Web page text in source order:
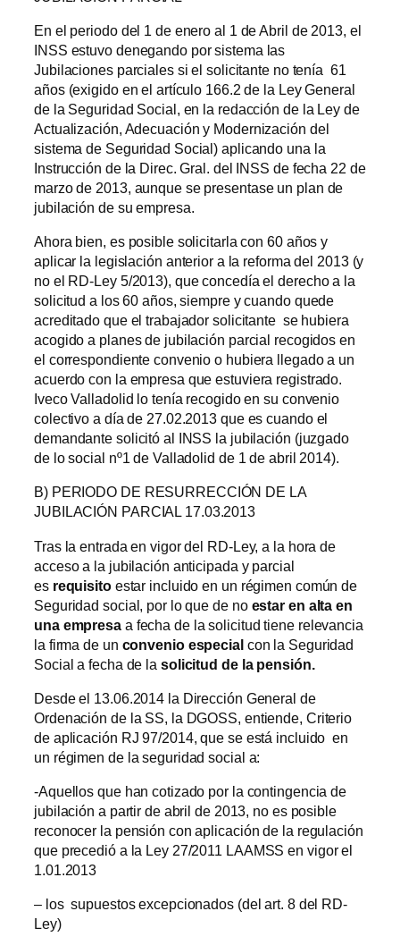
En el periodo del 1 de enero al 1 de Abril de 2013, el
INSS estuvo denegando por sistema las
Jubilaciones parciales si el solicitante no tenía 61
años (exigido en el artículo 166.2 de la Ley General
de la Seguridad Social, en la redacción de la Ley de
Actualización, Adecuación y Modernización del
sistema de Seguridad Social) aplicando una la
Instrucción de la Direc. Gral. del INSS de fecha 22 de
marzo de 2013, aunque se presentase un plan de
jubilación de su empresa.
Ahora bien, es posible solicitarla con 60 años y
aplicar la legislación anterior a la reforma del 2013 (y
no el RD-Ley 5/2013), que concedía el derecho a la
solicitud a los 60 años, siempre y cuando quede
acreditado que el trabajador solicitante se hubiera
acogido a planes de jubilación parcial recogidos en
el correspondiente convenio o hubiera llegado a un
acuerdo con la empresa que estuviera registrado.
Iveco Valladolid lo tenía recogido en su convenio
colectivo a día de 27.02.2013 que es cuando el
demandante solicitó al INSS la jubilación (juzgado
de lo social nº1 de Valladolid de 1 de abril 2014).
B) PERIODO DE RESURRECCIÓN DE LA
JUBILACIÓN PARCIAL 17.03.2013
Tras la entrada en vigor del RD-Ley, a la hora de
acceso a la jubilación anticipada y parcial
es requisitoestar incluido en un régimen común de
Seguridad social, por lo que de no estar en alta en
una empresaa fecha de la solicitud tiene relevancia
la firma de un convenio especialcon la Seguridad
Social a fecha de la solicitud de la pensión.
Desde el 13.06.2014 la Dirección General de
Ordenación de la SS, la DGOSS, entiende, Criterio
de aplicación RJ 97/2014, que se está incluido en
un régimen de la seguridad social a:
-Aquellos que han cotizado por la contingencia de
jubilación a partir de abril de 2013, no es posible
reconocer la pensión con aplicación de la regulación
que precedió a la Ley 27/2011 LAAMSS en vigor el
1.01.2013
– los supuestos excepcionados (del art. 8 del RD-
Ley)